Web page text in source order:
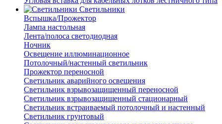
Светильники
Вспышка/Прожектор
Лампа настольная
Лента/полоса светодиодная
Ночник
Освещение иллюминационное
Потолочный/настенный светильник
Прожектор переносной
Светильник аварийного освещения
Светильник взрывозащищенный переносной
Светильник взрывозащищенный стационарный
Светильник встраиваемый потолочный и настенный
Светильник грунтовый